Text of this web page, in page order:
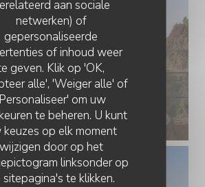
aan sociale
netwerken) of
gepersonaliseerde
of inhoud weer
geven. Klik op 'OK,
alle', 'Weiger alle' of
om uw
te beheren. U kunt
keuzes op elk moment
wijzigen door op het
linksonder op
sitepagina's te klikken.
époustouflante